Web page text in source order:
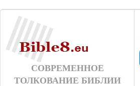
СОВРЕМЕННОЕ
ТОЛКОВАНИЕ БИБЛИИ